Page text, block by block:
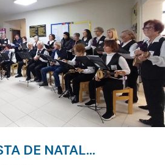
DE NATAL…